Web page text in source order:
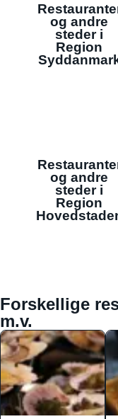
og andre
steder i
Region
og andre
steder i
Region
Forskellige
m.v.